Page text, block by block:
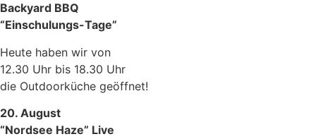
Backyard BBQ
“Einschulungs-Tage”
Heute haben wir von
12.30 Uhr bis 18.30 Uhr
die Outdoorküche geöffnet!
20. August
“Nordsee Haze” Live